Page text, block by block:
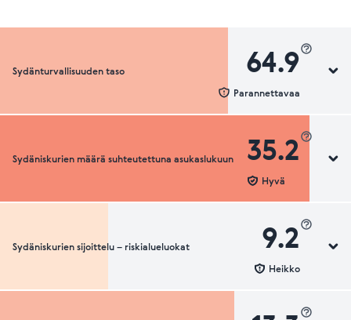
Sydänturvallisuuden taso 64.9
Parannettavaa
Sydänturvallisuuden luokka
Sydäniskurien määrä suhteutettuna asukaslukuun 35.2
Hyvä
Sydäniskurien määrä suhteutettuna asukaslukuun
Sydäniskurien sijoittelu – riskialueluokat 9.2
Heikko